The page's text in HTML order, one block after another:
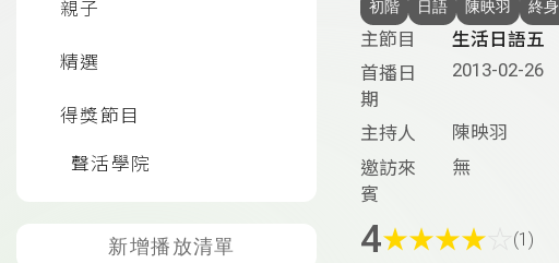
親子
精選
得獎節目
聲活學院
新增播放清單
初階 日語 陳映羽 終
主節目
生活日語五
首播日
期
2013-02-26
主持人
陳映羽
邀訪來
賓
無
4★★★★ (1)